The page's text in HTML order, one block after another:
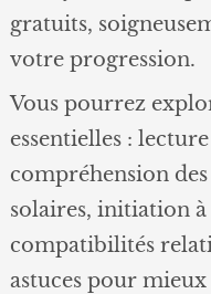
gratuits,
votre progression.
Vous pourrez
essentielles :
compréhension
solaires, initiation à
compatibilités
astuces pour